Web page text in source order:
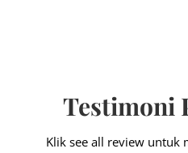
Testimoni
Klik see all review untuk